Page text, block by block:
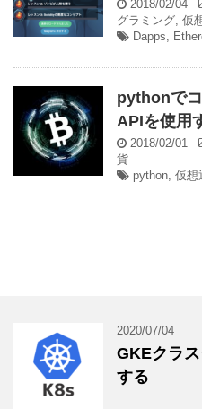
2018/02/04
グラミング, 仮
Dapps,
pythonで
APIを使用
2018/02/01
貨
python, 仮想
2020/07/04
GKEクラ
する